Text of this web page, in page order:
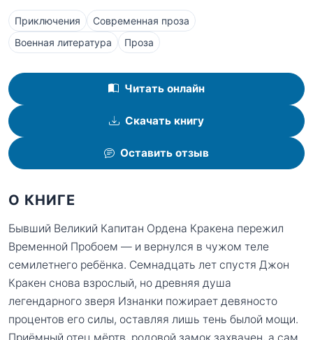
Приключения
Современная проза
Военная литература
Проза
Читать онлайн
Скачать книгу
Оставить отзыв
О КНИГЕ
Бывший Великий Капитан Ордена Кракена пережил
Временной Пробоем — и вернулся в чужом теле
семилетнего ребёнка. Семнадцать лет спустя Джон
Кракен снова взрослый, но древняя душа
легендарного зверя Изнанки пожирает девяносто
процентов его силы, оставляя лишь тень былой мощи.
Приёмный отец мёртв, родовой замок захвачен, а сам